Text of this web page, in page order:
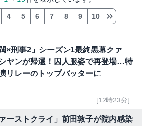
4 5 6 7 8 9 10
閥×刑事2」シーズン1最終黒幕クァ
ヤンが帰還！囚人服姿で再登場…特
リレーのトップバッターに
[12時23分]
ァーストクライ」前田敦子が院内感染